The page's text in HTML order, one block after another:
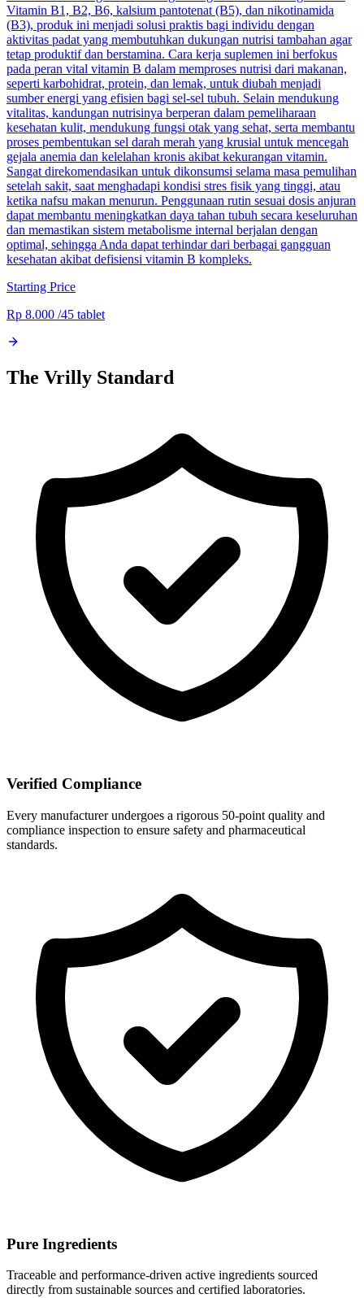
Vitamin B1, B2, B6, kalsium pantotenat (B5), dan nikotinamida
(B3), produk ini menjadi solusi praktis bagi individu dengan
aktivitas padat yang membutuhkan dukungan nutrisi tambahan agar
tetap produktif dan berstamina. Cara kerja suplemen ini berfokus
pada peran vital vitamin B dalam memproses nutrisi dari makanan,
seperti karbohidrat, protein, dan lemak, untuk diubah menjadi
sumber energi yang efisien bagi sel-sel tubuh. Selain mendukung
vitalitas, kandungan nutrisinya berperan dalam pemeliharaan
kesehatan kulit, mendukung fungsi otak yang sehat, serta membantu
proses pembentukan sel darah merah yang krusial untuk mencegah
gejala anemia dan kelelahan kronis akibat kekurangan vitamin.
Sangat direkomendasikan untuk dikonsumsi selama masa pemulihan
setelah sakit, saat menghadapi kondisi stres fisik yang tinggi, atau
ketika nafsu makan menurun. Penggunaan rutin sesuai dosis anjuran
dapat membantu meningkatkan daya tahan tubuh secara keseluruhan
dan memastikan sistem metabolisme internal berjalan dengan
optimal, sehingga Anda dapat terhindar dari berbagai gangguan
kesehatan akibat defisiensi vitamin B kompleks.
Starting Price
Rp 8.000 /45 tablet
The Vrilly Standard
Verified Compliance
Every manufacturer undergoes a rigorous 50-point quality and
compliance inspection to ensure safety and pharmaceutical
standards.
Pure Ingredients
Traceable and performance-driven active ingredients sourced
directly from sustainable sources and certified laboratories.